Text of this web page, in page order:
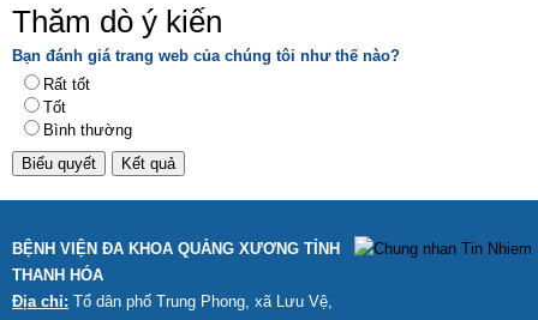
Thăm dò ý kiến
Bạn đánh giá trang web của chúng tôi như thế nào?
Rất tốt
Tốt
Bình thường
BỆNH VIỆN ĐA KHOA QUẢNG XƯƠNG TỈNH
THANH HÓA
Địa chỉ: Tổ dân phố Trung Phong, xã Lưu Vệ,